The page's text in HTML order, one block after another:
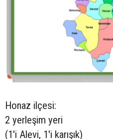
Honaz ilçesi:
2 yerleşim yeri
(1'i Alevi, 1'i karışık)